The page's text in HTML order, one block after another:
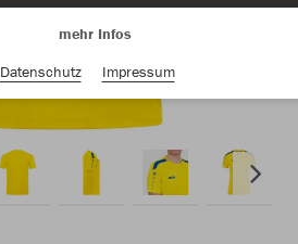
mehr Infos
Datenschutz
Impressum